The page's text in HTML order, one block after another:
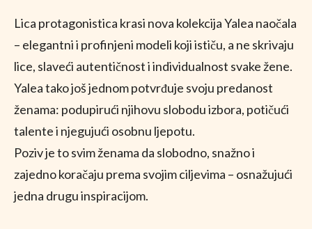
Lica protagonistica krasi nova kolekcija Yalea naočala
– elegantni i profinjeni modeli koji ističu, a ne skrivaju
lice, slaveći autentičnost i individualnost svake žene.
Yalea tako još jednom potvrđuje svoju predanost
ženama: podupirući njihovu slobodu izbora, potičući
talente i njegujući osobnu ljepotu.
Poziv je to svim ženama da slobodno, snažno i
zajedno koračaju prema svojim ciljevima – osnažujući
jedna drugu inspiracijom.